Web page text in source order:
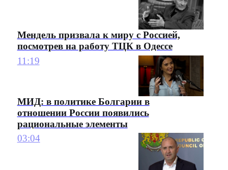
Мендель призвала к миру с Россией,
посмотрев на работу ТЦК в Одессе
11:19
МИД: в политике Болгарии в
отношении России появились
рациональные элементы
03:04